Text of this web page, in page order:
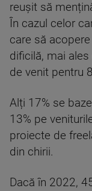
reușit să
În cazul celor
care să
dificilă, mai
de venit pentru
Alți 17% se
13% pe
proiecte de
din chirii.
Dacă în 2022,